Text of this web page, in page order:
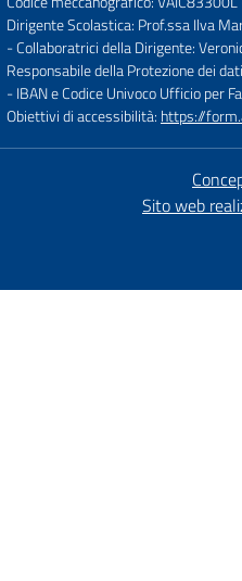
Dirigente Scolastica: Prof.ssa Ilva
- Collaboratrici della Dirigente:
Responsabile della Protezione dei
- IBAN e Codice Univoco Ufficio
Obiettivi di accessibilità: https://
Sito web